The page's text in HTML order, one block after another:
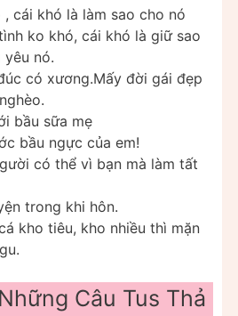
, cái khó là làm sao cho nó
ko khó, cái khó là giữ sao
nó.
có xương.Mấy đời gái đẹp
bầu sữa mẹ
bầu ngực của em!
có thể vì bạn mà làm tất
trong khi hôn.
kho tiêu, kho nhiều thì mặn
Câu Tus Thả